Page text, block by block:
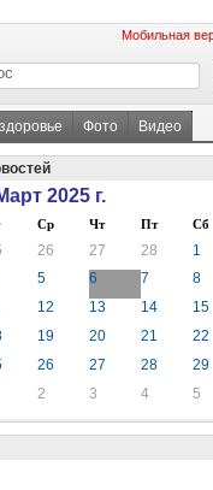
Мобильная
Фото Видео
2025 г.
Ср Чт Пт Сб
26 27 28 1
5 6 7 8
12 13 14 15
19 20 21 22
26 27 28 29
2 3 4 5